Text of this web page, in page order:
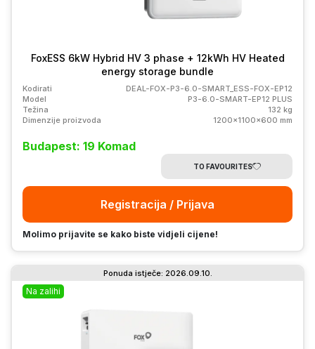
FoxESS 6kW Hybrid HV 3 phase + 12kWh HV Heated
energy storage bundle
Kodirati
DEAL-FOX-P3-6.0-SMART_ESS-FOX-EP12
Model
P3-6.0-SMART-EP12 PLUS
Težina
132 kg
Dimenzije proizvoda
1200x1100x600 mm
Budapest: 19 Komad
TO FAVOURITES
Registracija / Prijava
Molimo prijavite se kako biste vidjeli cijene!
Na zalihi
Ponuda istječe: 2026.09.10.